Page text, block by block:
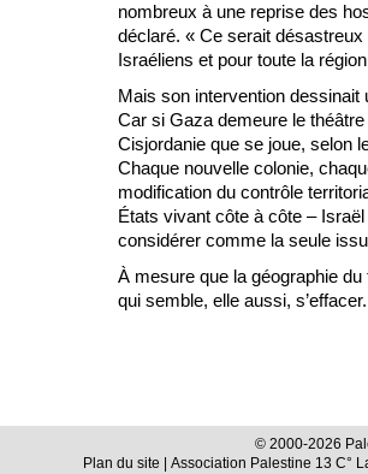
nombreux à une reprise des
déclaré. « Ce serait
Israéliens et pour toute la
Mais son intervention dessinait
Car si Gaza demeure le théâtre
Cisjordanie que se joue, selon
Chaque nouvelle colonie,
modification du contrôle
États vivant côte à côte –
considérer comme la seule
À mesure que la géographie
qui semble, elle aussi, s’effacer.
© 2000-2026
Plan du site | Association Palestine 13 C°